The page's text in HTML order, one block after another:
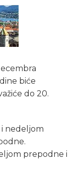
biće
do 20.
i nedeljom
prepodne i